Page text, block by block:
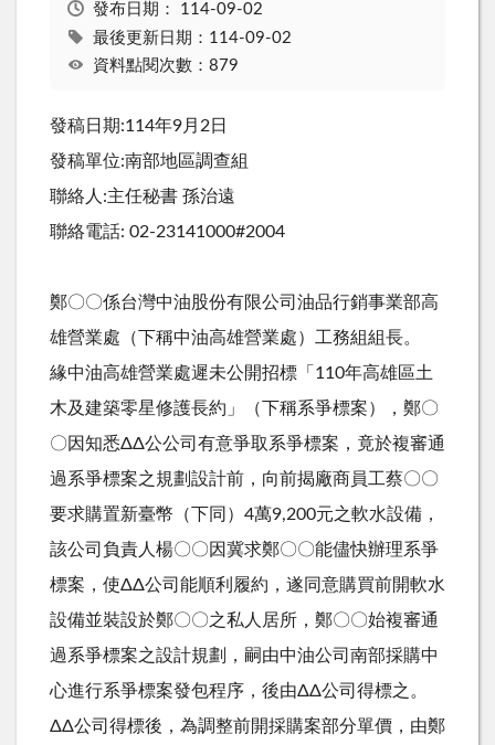
發布日期： 114-09-02
最後更新日期：114-09-02
資料點閱次數：879
發稿日期:114年9月 2 日
發稿單位:南部地區調查組
聯絡人 :主任秘書 孫治遠
聯絡電話: 02-23141000#2004
鄭〇〇係台灣中油股份有限公司油品行銷事業部高
雄營業處（下稱中油高雄營業處）工務組組長。
緣中油高雄營業處遲未公開招標「110年高雄區土
木及建築零星修護長約」（下稱系爭標案），鄭〇
〇因知悉ΔΔ公公司有意爭取系爭標案，竟於複審通
過系爭標案之規劃設計前，向前揭廠商員工蔡〇〇
要求購置新臺幣（下同）4萬9,200元之軟水設備，
該公司負責人楊〇〇因冀求鄭〇〇能儘快辦理系爭
標案，使ΔΔ公司能順利履約，遂同意購買前開軟水
設備並裝設於鄭〇〇之私人居所，鄭〇〇始複審通
過系爭標案之設計規劃，嗣由中油公司南部採購中
心進行系爭標案發包程序，後由ΔΔ公司得標之。
ΔΔ公司得標後，為調整前開採購案部分單價，由鄭